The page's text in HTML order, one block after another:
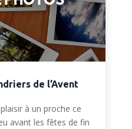
de l’Avent
à un proche ce
avant les fêtes de fin